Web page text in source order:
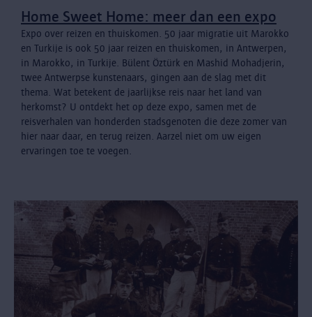
Home Sweet Home: meer dan een expo
Expo over reizen en thuiskomen. 50 jaar migratie uit Marokko
en Turkije is ook 50 jaar reizen en thuiskomen, in Antwerpen,
in Marokko, in Turkije. Bülent Öztürk en Mashid Mohadjerin,
twee Antwerpse kunstenaars, gingen aan de slag met dit
thema. Wat betekent de jaarlijkse reis naar het land van
herkomst? U ontdekt het op deze expo, samen met de
reisverhalen van honderden stadsgenoten die deze zomer van
hier naar daar, en terug reizen. Aarzel niet om uw eigen
ervaringen toe te voegen.